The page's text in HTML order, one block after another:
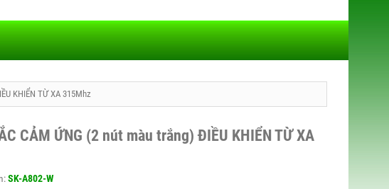
KHIỂN TỪ XA 315Mhz
CẢM ỨNG (2 nút màu trắng) ĐIỀU KHIỂN TỪ XA
SK-A802-W